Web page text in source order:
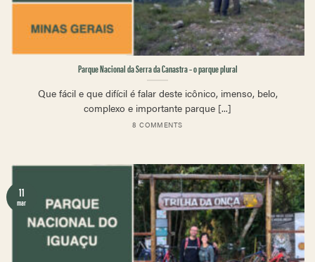
Parque Nacional da Serra da Canastra – o parque plural
Que fácil e que difícil é falar deste icônico, imenso, belo,
complexo e importante parque [...]
8 COMMENTS
11
mar